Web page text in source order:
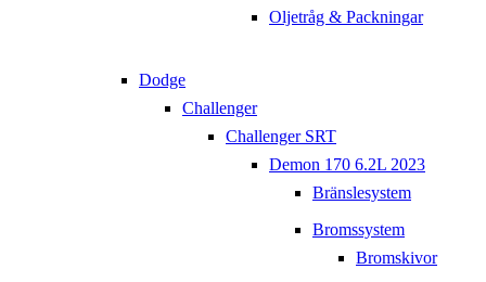
Oljetråg & Packningar
Dodge
Challenger
Challenger SRT
Demon 170 6.2L 2023
Bränslesystem
Bromssystem
Bromskivor